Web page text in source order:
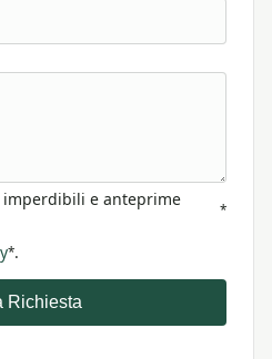
e anteprime
*
*.
Richiesta